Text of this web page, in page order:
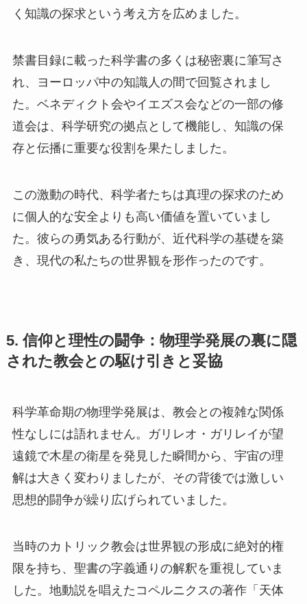
く知識の探求という考え方を広めました。
禁書目録に載った科学書の多くは秘密裏に筆写さ
れ、ヨーロッパ中の知識人の間で回覧されまし
た。ベネディクト会やイエズス会などの一部の修
道会は、科学研究の拠点として機能し、知識の保
存と伝播に重要な役割を果たしました。
この激動の時代、科学者たちは真理の探求のため
に個人的な安全よりも高い価値を置いていまし
た。彼らの勇気ある行動が、近代科学の基礎を築
き、現代の私たちの世界観を形作ったのです。
5. 信仰と理性の闘争：物理学発展の裏に隠
された教会との駆け引きと妥協
科学革命期の物理学発展は、教会との複雑な関係
性なしには語れません。ガリレオ・ガリレイが望
遠鏡で木星の衛星を発見した瞬間から、宇宙の理
解は大きく変わりましたが、その背後では激しい
思想的闘争が繰り広げられていました。
当時のカトリック教会は世界観の形成に絶対的権
限を持ち、聖書の字義通りの解釈を重視していま
した。地動説を唱えたコペルニクスの著作「天体